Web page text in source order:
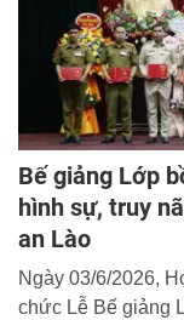
Bế giảng Lớp
hình sự, truy
an Lào
Ngày 03/6/2026,
chức Lễ Bế giảng